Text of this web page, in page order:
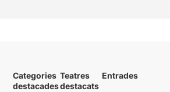
Categories
destacades
Teatres
destacats
Entrades